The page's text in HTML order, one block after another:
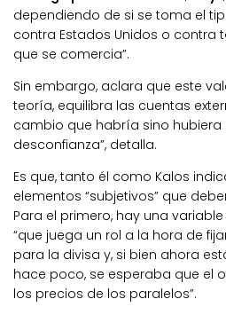
dependiendo de si se toma el
contra Estados Unidos o contra
que se comercia”.
Sin embargo, aclara que este
teoría, equilibra las cuentas
cambio que habría sino hubiera
desconfianza”, detalla.
Es que, tanto él como Kalos
elementos “subjetivos” que
Para el primero, hay una
“que juega un rol a la hora de
para la divisa y, si bien ahora
hace poco, se esperaba que el
los precios de los paralelos”.